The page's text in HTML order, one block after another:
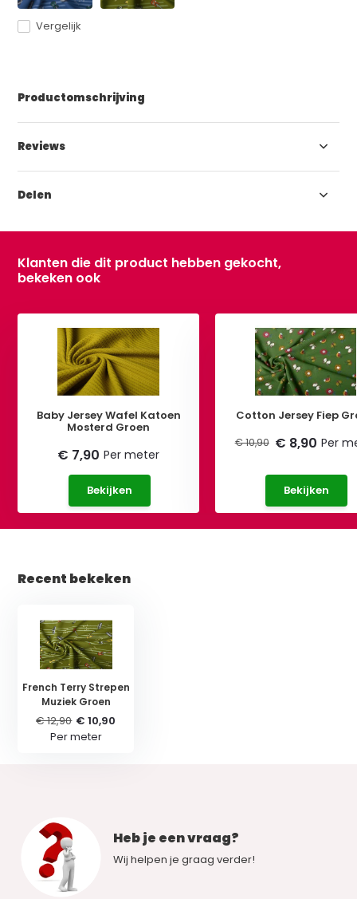
Vergelijk
Productomschrijving
Reviews
Delen
Klanten die dit product hebben gekocht,
bekeken ook
Baby Jersey Wafel Katoen
Mosterd Groen
€ 7,90 Per meter
Bekijken
Cotton Jersey Fiep
€ 10,90 € 8,90 Per
Bekijken
Recent bekeken
French Terry Strepen
Muziek Groen
€ 12,90 € 10,90
Per meter
Heb je een vraag?
Wij helpen je graag verder!